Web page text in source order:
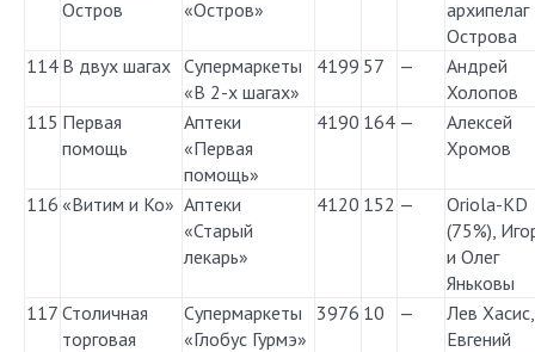
Остров
«Остров»
архипелаг
Острова
114 В двух шагах Супермаркеты
«В 2-х шагах»
4199 57 —
Андрей
Холопов
115 Первая
помощь
Аптеки
«Первая
помощь»
4190 164 —
Алексей
Хромов
116 «Витим и Ко» Аптеки
«Старый
лекарь»
4120 152 —
Oriola-KD
(75%),
и Олег
Яньковы
117 Столичная
торговая
Супермаркеты
«Глобус Гурмэ»
3976 10 —
Лев Хасис,
Евгений